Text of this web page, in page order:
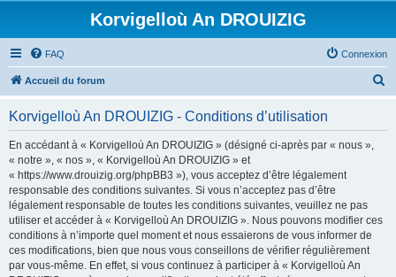
Korvigelloù An DROUIZIG
FAQ Connexion
Accueil du forum
Korvigelloù An DROUIZIG - Conditions d’utilisation
En accédant à « Korvigelloù An DROUIZIG » (désigné ci-après par « nous »,
« notre », « nos », « Korvigelloù An DROUIZIG » et
« https://www.drouizig.org/phpBB3 »), vous acceptez d’être légalement
responsable des conditions suivantes. Si vous n’acceptez pas d’être
légalement responsable de toutes les conditions suivantes, veuillez ne pas
utiliser et accéder à « Korvigelloù An DROUIZIG ». Nous pouvons modifier ces
conditions à n’importe quel moment et nous essaierons de vous informer de
ces modifications, bien que nous vous conseillons de vérifier régulièrement
par vous-même. En effet, si vous continuez à participer à « Korvigelloù An